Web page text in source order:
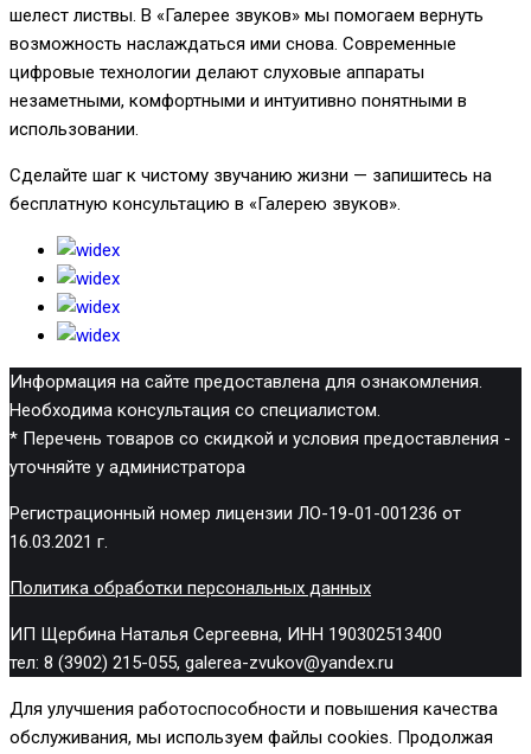
шелест листвы. В «Галерее звуков» мы помогаем вернуть
возможность наслаждаться ими снова. Современные
цифровые технологии делают слуховые аппараты
незаметными, комфортными и интуитивно понятными в
использовании.
Сделайте шаг к чистому звучанию жизни — запишитесь на
бесплатную консультацию в «Галерею звуков».
Информация на сайте предоставлена для ознакомления.
Необходима консультация со специалистом.
* Перечень товаров со скидкой и условия предоставления -
уточняйте у администратора
Регистрационный номер лицензии ЛО-19-01-001236 от
16.03.2021 г.
Политика обработки персональных данных
ИП Щербина Наталья Сергеевна, ИНН 190302513400
тел: 8 (3902) 215-055, galerea-zvukov@yandex.ru
Для улучшения работоспособности и повышения качества
обслуживания, мы используем файлы cookies. Продолжая